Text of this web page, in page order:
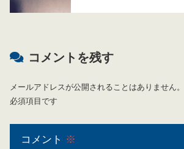
コメントを残す
メールアドレスが公開されることはありません。
必須項目です
コメント ※